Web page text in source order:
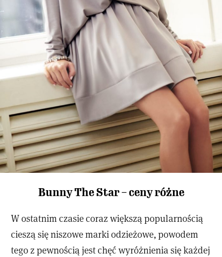
Bunny The Star – ceny różne
W ostatnim czasie coraz większą popularnością
cieszą się niszowe marki odzieżowe, powodem
tego z pewnością jest chęć wyróżnienia się każdej